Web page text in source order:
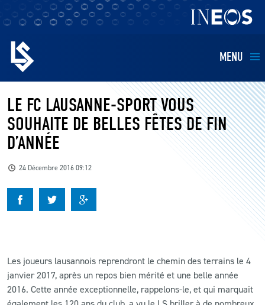
MENU
EQUIPES
BILLETTERIE
FANS
KIDS
RESTAURATION
CLUB
LE FC LAUSANNE-SPORT VOUS
SOUHAITE DE BELLES FÊTES DE FIN
D’ANNÉE
24 Décembre 2016 09:12
Les joueurs lausannois reprendront le chemin des terrains le 4
janvier 2017, après un repos bien mérité et une belle année
2016. Cette année exceptionnelle, rappelons-le, et qui marquait